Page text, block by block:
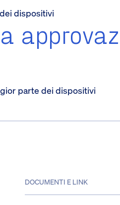
dispositivi
parte dei dispositivi
DOCUMENTI E LINK